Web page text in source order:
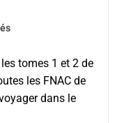
tomes 1 et 2 de
les FNAC de
dans le